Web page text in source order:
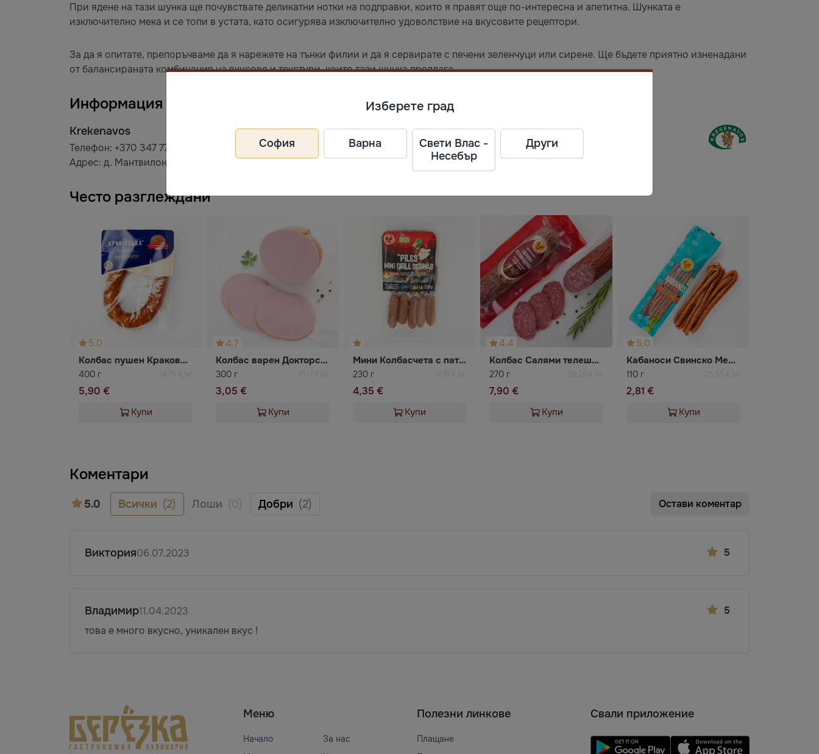
При ядене на тази шунка ще почувствате деликатни нотки на подправки, които я правят още по-интересна и апетитна. Шунката е
изключително мека и се топи в устата, като осигурява изключително удоволствие на вкусовите рецептори.
За да я опитате, препоръчваме да я нарежете на тънки филии и да я сервирате с печени зеленчуци или сирене. Ще бъдете приятно изненадани
от балансираната комбинация на вкусове и текстури, които тази шунка предлага.
Информация за производител
Krekenavos
Телефон: +370 347 77 200
Адрес: д. Мантвилоняй 1, LT-57346 Кедайнский р-н, Литва.
Често разглеждани
5.0
Колбас пушен Краковски
400 г 14,75 €/кг
5,90 €
Купи
4.7
Колбас варен Докторски RGK
300 г 10,17 €/кг
3,05 €
Купи
Мини Колбасчета с патешко месо полупушени за скара
230 г 18,91 €/кг
4,35 €
Купи
4.4
Колбас Салями телешки RGK
270 г 29,26 €/кг
7,90 €
Купи
5.0
Кабаноси Свинско Месо RGK
110 г 25,55 €/кг
2,81 €
Купи
Коментари
5.0 Всички (2) Лоши (0) Добри (2) Остави коментар
5
Виктория06.07.2023
5
Владимир11.04.2023
това е много вкусно, уникален вкус !
Меню
Начало
За нас
Полезни линкове
Плащане
Свали приложение
Изберете град
София Варна
Свети Влас -
Несебър
Други